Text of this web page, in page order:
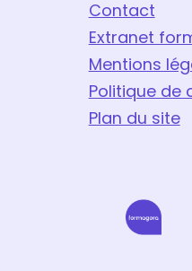
Contact
Extranet
Mentions
Politique de
Plan du site